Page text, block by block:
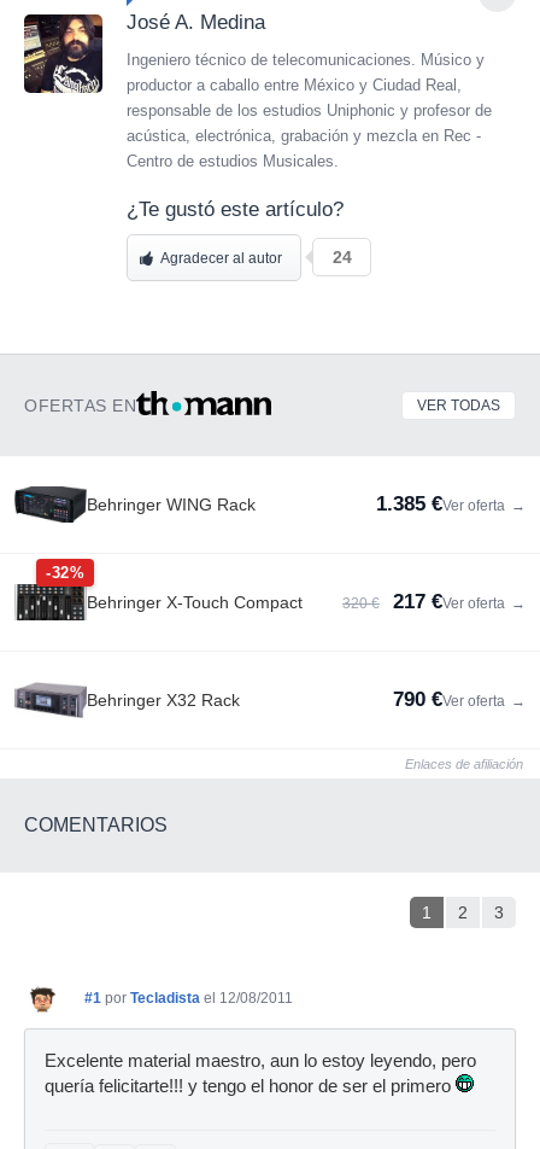
José A. Medina
Ingeniero técnico de telecomunicaciones. Músico y
productor a caballo entre México y Ciudad Real,
responsable de los estudios Uniphonic y profesor de
acústica, electrónica, grabación y mezcla en Rec -
Centro de estudios Musicales.
¿Te gustó este artículo?
Agradecer al autor 24
OFERTAS EN VER TODAS
Behringer WING Rack 1.385 €Ver oferta →
-32%
Behringer X-Touch Compact 320 € 217 €Ver oferta →
Behringer X32 Rack 790 €Ver oferta →
Enlaces de afiliación
COMENTARIOS
1 2 3
#1 por Tecladista el 12/08/2011
Excelente material maestro, aun lo estoy leyendo, pero
quería felicitarte!!! y tengo el honor de ser el primero